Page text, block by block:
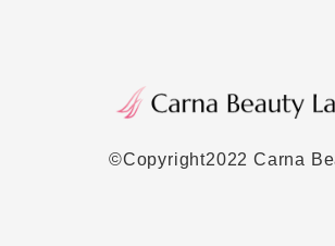
©Copyright2022 Carna